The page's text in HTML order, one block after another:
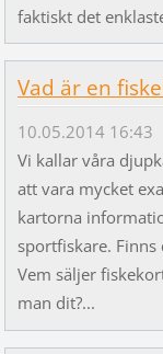
faktiskt det
Vad är en
10.05.2014 16:43
Vi kallar våra
att vara mycket
kartorna
sportfiskare.
Vem säljer
man dit?...